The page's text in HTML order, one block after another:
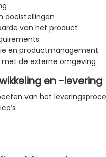
doelstellingen
van het product
en productmanagement
met de externe omgeving
en -levering
van het